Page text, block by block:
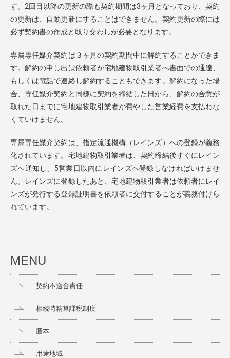
す。2回目以降の更新の際も契約期間は3ヶ月となっており、契約
の更新は、自動更新にすることはできません。契約更新の際には
必ず契約書の作成と取り交わしが必要となります。
専属専任媒介契約は３ヶ月の契約期間中に解約することができま
す。解約の申し出は依頼者が宅地建物取引業者へ書面での通達、
もしくは電話で連絡し解約することもできます。解約になった場
合、専任媒介契約と同様に契約を締結した日から、解約の合意が
取れた日までに宅地建物取引業者が費やした営業経費を支払わな
くていけません。
専属専任媒介契約は、指定流通機構（レインズ）への登録が義務
化されています。宅地建物取引業者は、契約締結後すぐにレイン
ズへ通知し、5営業日以内にレインズへ登録しなければいけませ
ん。レインズに登録したあと、宅地建物取引業者は依頼者にレイ
ンズが発行する登録証明書を依頼者に交付することが義務付けら
れています。
MENU
契約不適合責任
相続時精算課税制度
謄本
用途地域